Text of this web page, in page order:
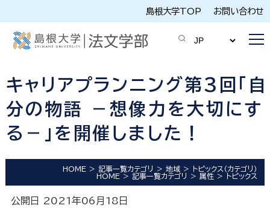
島根大学TOP お問い合わせ
キャリアプランニング第3回「自
分の物語 －想像力を大切にす
る－」を開催しました！
HOME 記事一覧カテゴリ 地域
トピックス（カテゴリ）
HOME
記事一覧カテゴリ 属性 トピックス
公開日 2021年06月18日